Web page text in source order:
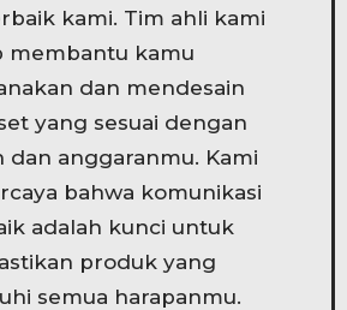
kami. Tim ahli kami
membantu kamu
dan mendesain
yang sesuai dengan
dan anggaranmu. Kami
bahwa komunikasi
adalah kunci untuk
produk yang
semua harapanmu.